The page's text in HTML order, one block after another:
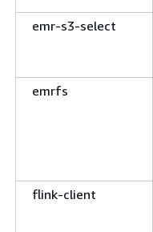
emr-s3-select
emrfs
flink-client